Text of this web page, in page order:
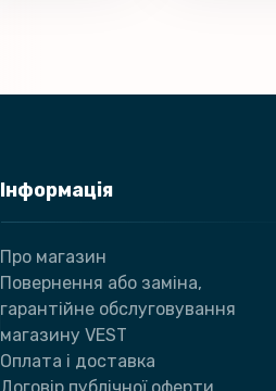
Інформація
Про магазин
Повернення або заміна,
гарантійне обслуговування
магазину VEST
Оплата і доставка